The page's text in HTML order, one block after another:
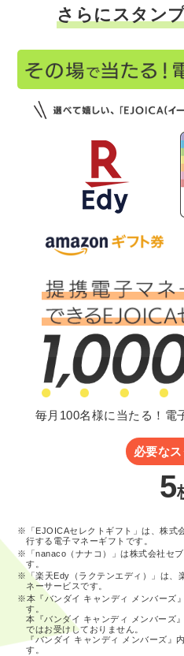
さらにスタン
毎月100名様に当たる！電
必要な
5
※「EJOICAセレクトギフト」は、株式
行する電子マネーギフトです。
※「nanaco（ナナコ）」は株式会社セ
す。
※「楽天Edy（ラクテンエディ）」は、
ネーサービスです。
※本『バンダイ キャンディ メンバーズ
す。
本『バンダイ キャンディ メンバーズ
ではお受けしておりません。
『バンダイ キャンディ メンバーズ』
す。